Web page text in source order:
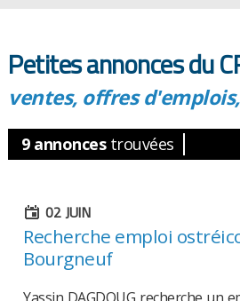
Petites annonces du
ventes, offres
9 annoncestrouvées
02 JUIN
Recherche emploi
Bourgneuf
Yassin DAGDOUG recherche un